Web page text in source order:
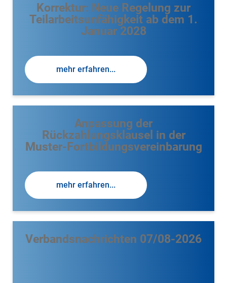
Korrektur: Neue Regelung zur
Teilarbeitsunfähigkeit ab dem 1.
Januar 2028
mehr erfahren...
Anpassung der
Rückzahlungsklausel in der
Muster-Fortbildungsvereinbarung
mehr erfahren...
Verbandsnachrichten 07/08-2026